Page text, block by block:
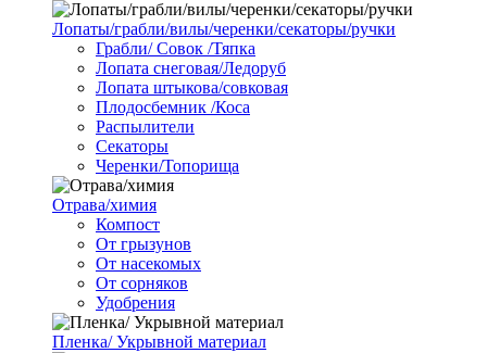
Лопаты/грабли/вилы/черенки/секаторы/ручки
Грабли/ Совок /Тяпка
Лопата снеговая/Ледоруб
Лопата штыкова/совковая
Плодосбемник /Коса
Распылители
Секаторы
Черенки/Топорища
Отрава/химия
Компост
От грызунов
От насекомых
От сорняков
Удобрения
Пленка/ Укрывной материал